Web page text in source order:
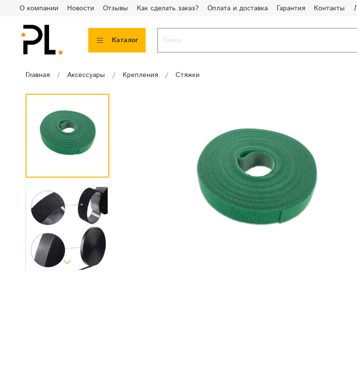
О компании Новости Отзывы Как сделать заказ? Оплата и доставка Гарантия Контакты
Каталог
Главная Аксессуары Крепления Стяжки